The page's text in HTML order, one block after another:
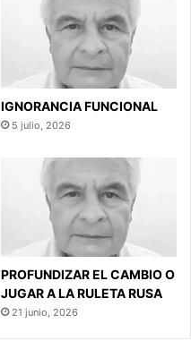
IGNORANCIA FUNCIONAL
5 julio, 2026
PROFUNDIZAR EL CAMBIO O
JUGAR A LA RULETA RUSA
21 junio, 2026